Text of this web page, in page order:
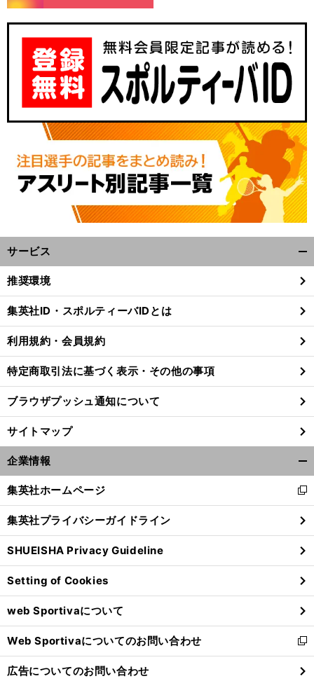
あ
」 。
サービス
閉
る
推奨環境
集英社ID・スポルティーバIDとは
利用規約・会員規約
特定商取引法に基づく表示・その他の事項
ブラウザプッシュ通知について
サイトマップ
企業情報
閉
る
集英社ホームページ
新
し
い
ウ
ィ
ン
ド
ウ
で
開
く
集英社プライバシーガイドライン
SHUEISHA Privacy Guideline
Setting of Cookies
web Sportivaについて
Web Sportivaについてのお問い合わせ
新
し
い
広告についてのお問い合わせ